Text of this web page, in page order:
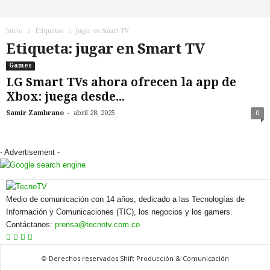
Inicio Etiquetas Jugar en Smart TV
Etiqueta: jugar en Smart TV
Games
LG Smart TVs ahora ofrecen la app de
Xbox: juega desde...
Samir Zambrano - abril 28, 2025 0
- Advertisement -
Medio de comunicación con 14 años, dedicado a las Tecnologías de
Información y Comunicaciones (TIC), los negocios y los gamers.
Contáctanos: prensa@tecnotv.com.co
© Derechos reservados Shift Producción & Comunicación